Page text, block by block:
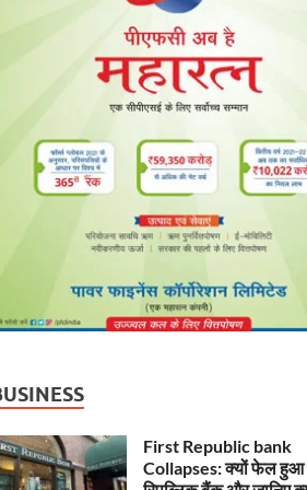
First Republic bank
Collapses: क्यों फेल हुआ